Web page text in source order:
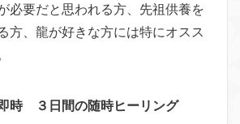
必要だと思われる方、先祖供養を
方、龍が好きな方には特にオスス
時 ３日間の随時ヒーリング